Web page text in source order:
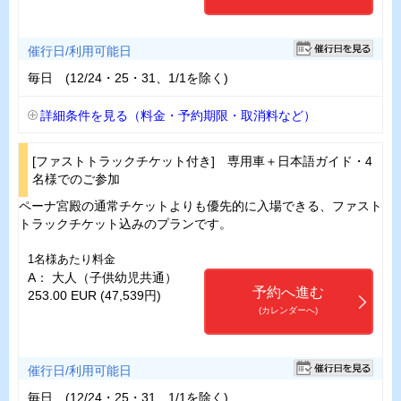
催行日/利用可能日
毎日 (12/24・25・31、1/1を除く)
詳細条件を見る（料金・予約期限・取消料など）
[ファストトラックチケット付き] 専用車＋日本語ガイド・4
名様でのご参加
ペーナ宮殿の通常チケットよりも優先的に入場できる、ファスト
トラックチケット込みのプランです。
1名様あたり料金
A： 大人（子供幼児共通）
253.00 EUR (47,539円)
予約へ進む
(カレンダーへ)
催行日/利用可能日
毎日 (12/24・25・31、1/1を除く)